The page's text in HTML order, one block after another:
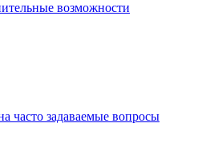
возможности
часто задаваемые вопросы